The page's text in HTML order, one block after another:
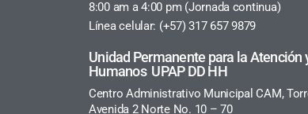
8:00 am a 4:00 pm (Jornada continua)
Línea celular: (+57) 317 657 9879
Unidad Permanente para la Atención
Humanos UPAP DD HH
Centro Administrativo Municipal CAM,
Avenida 2 Norte No. 10 – 70